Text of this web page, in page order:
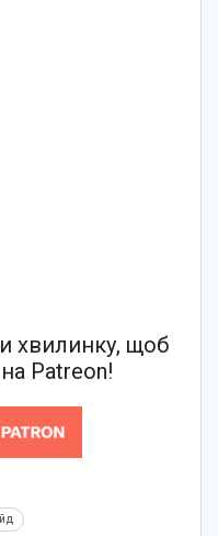
хвилинку, щоб
Patreon!